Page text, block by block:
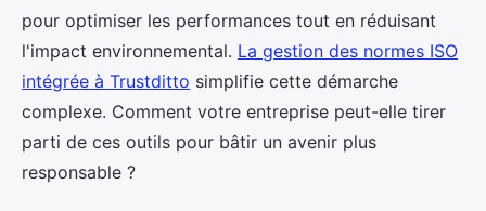
pour optimiser les performances tout en réduisant
l'impact environnemental. La gestion des normes ISO
intégrée à Trustditto simplifie cette démarche
complexe. Comment votre entreprise peut-elle tirer
parti de ces outils pour bâtir un avenir plus
responsable ?